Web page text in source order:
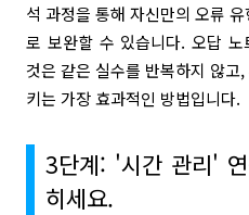
석 과정을 통해 자신만의 오류
로 보완할 수 있습니다. 오답
것은 같은 실수를 반복하지 않고
키는 가장 효과적인 방법입니다.
3단계: '시간 관리'
히세요.